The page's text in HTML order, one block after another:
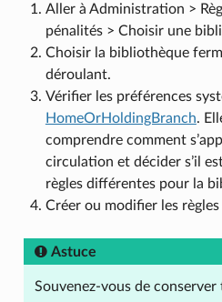
Aller à Administration >
pénalités > Choisir une
Choisir la bibliothèque
déroulant.
Vérifier les préférences
HomeOrHoldingBranch.
comprendre comment
circulation et décider s’il
règles différentes pour la
Créer ou modifier les
Astuce
Souvenez-vous de